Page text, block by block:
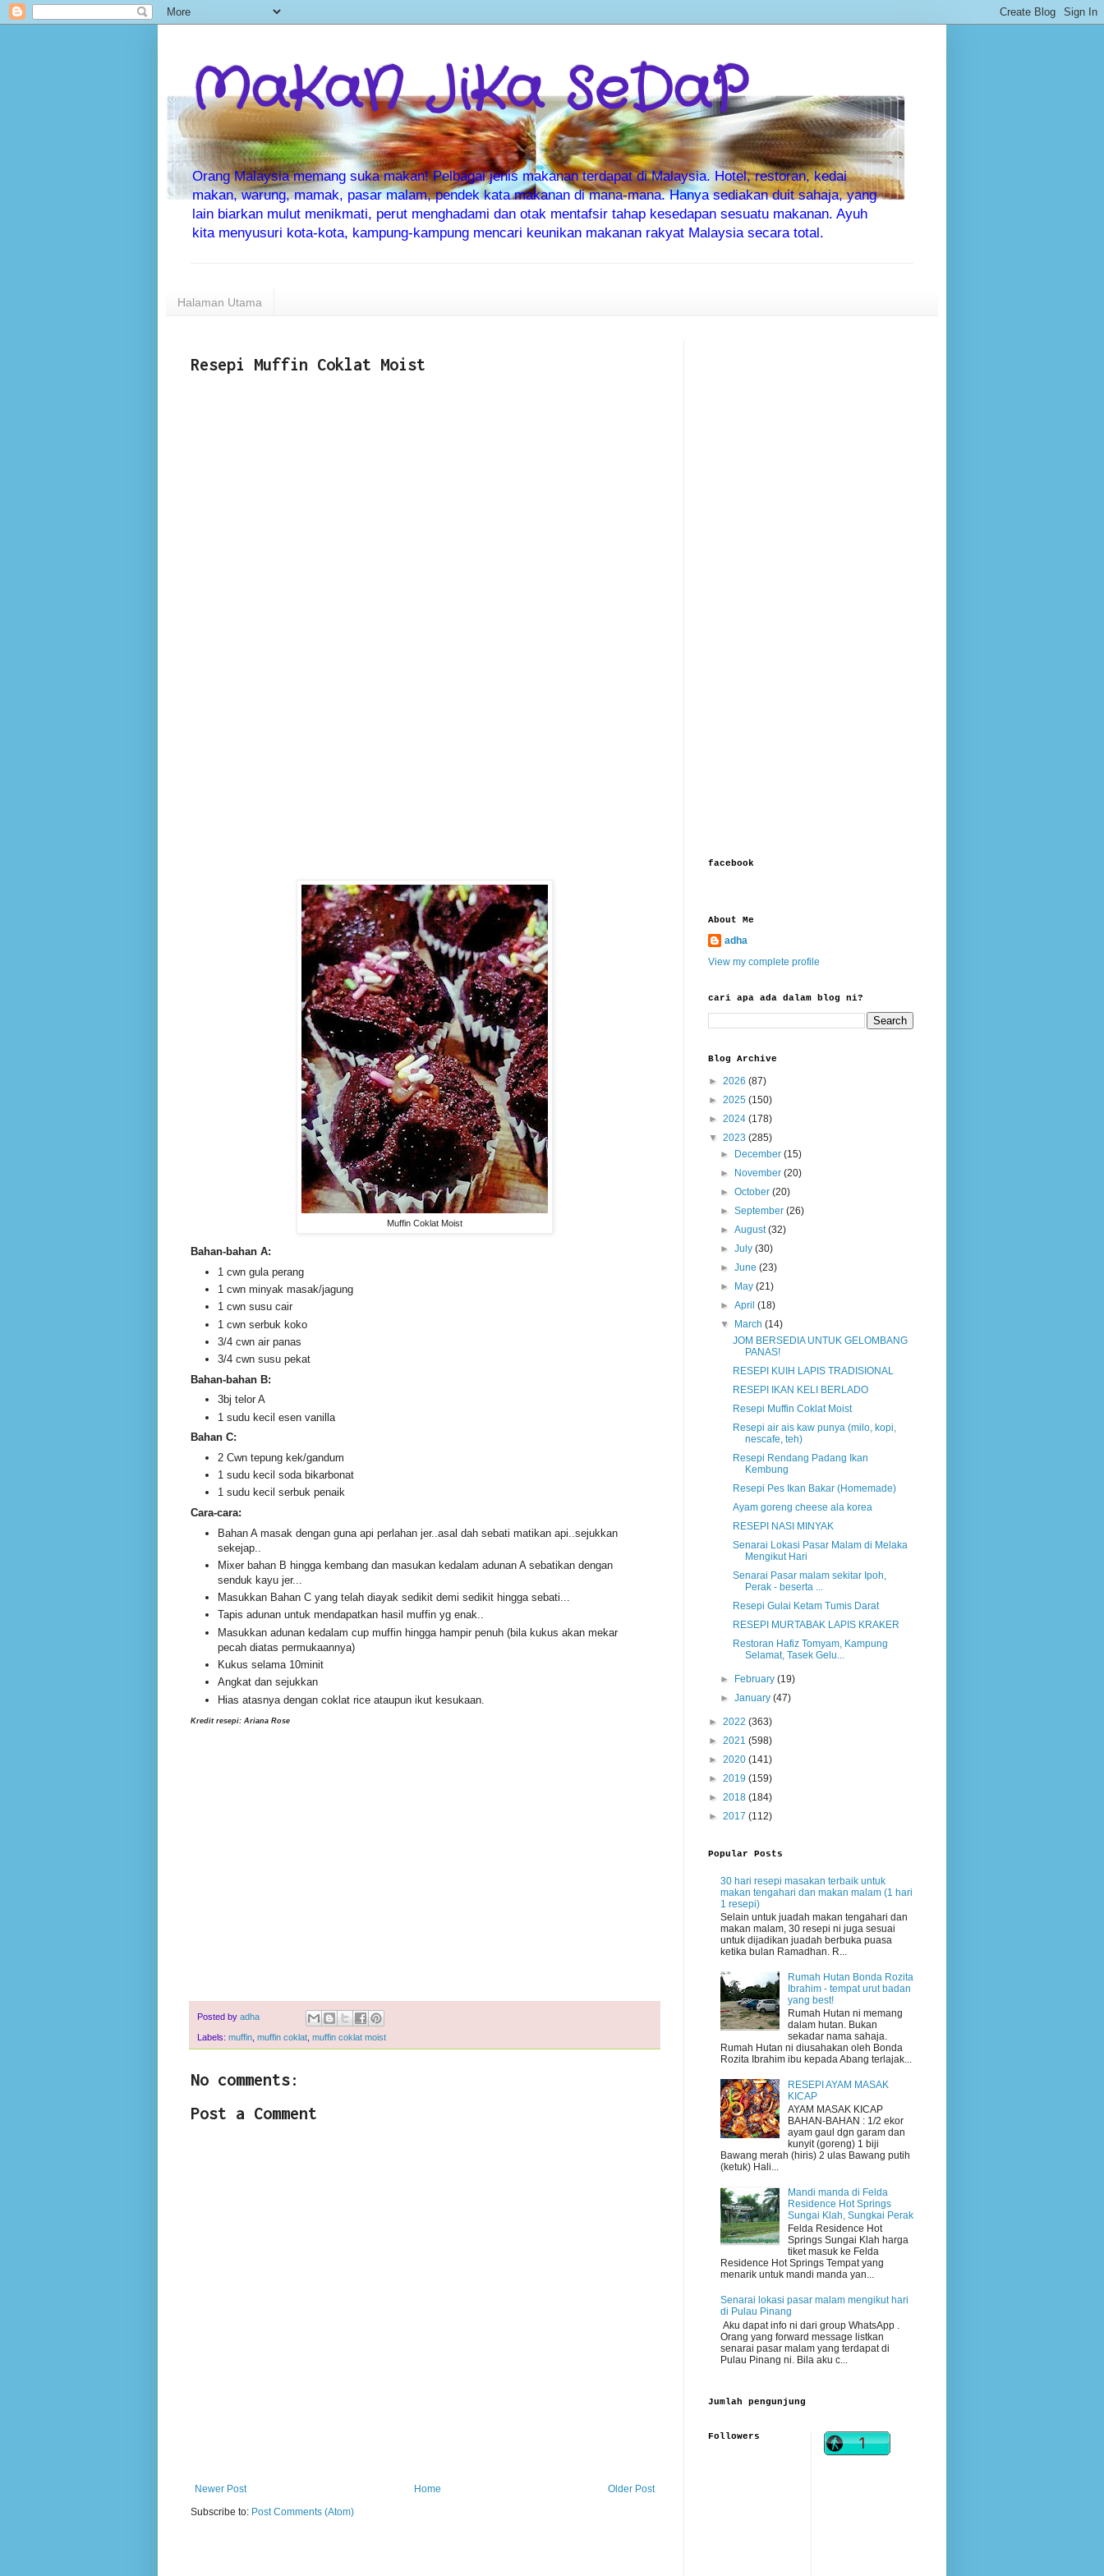
MaKaN JiKa SeDaP
Orang Malaysia memang suka makan! Pelbagai jenis makanan terdapat di Malaysia. Hotel, restoran, kedai
makan, warung, mamak, pasar malam, pendek kata makanan di mana-mana. Hanya sediakan duit sahaja, yang
lain biarkan mulut menikmati, perut menghadami dan otak mentafsir tahap kesedapan sesuatu makanan. Ayuh
kita menyusuri kota-kota, kampung-kampung mencari keunikan makanan rakyat Malaysia secara total.
Halaman Utama
Resepi Muffin Coklat Moist
Muffin Coklat Moist
Bahan-bahan A:
1 cwn gula perang
1 cwn minyak masak/jagung
1 cwn susu cair
1 cwn serbuk koko
3/4 cwn air panas
3/4 cwn susu pekat
Bahan-bahan B:
3bj telor A
1 sudu kecil esen vanilla
Bahan C:
2 Cwn tepung kek/gandum
1 sudu kecil soda bikarbonat
1 sudu kecil serbuk penaik
Cara-cara:
Bahan A masak dengan guna api perlahan jer..asal dah sebati matikan api..sejukkan
sekejap..
Mixer bahan B hingga kembang dan masukan kedalam adunan A sebatikan dengan
senduk kayu jer...
Masukkan Bahan C yang telah diayak sedikit demi sedikit hingga sebati...
Tapis adunan untuk mendapatkan hasil muffin yg enak..
Masukkan adunan kedalam cup muffin hingga hampir penuh (bila kukus akan mekar
pecah diatas permukaannya)
Kukus selama 10minit
Angkat dan sejukkan
Hias atasnya dengan coklat rice ataupun ikut kesukaan.
Kredit resepi: Ariana Rose
Posted by adha
Labels: muffin muffin coklat muffin coklat moist
No comments:
Post a Comment
Newer Post Older Post
Home
Subscribe to: Post Comments (Atom)
facebook
About Me
adha
View my complete profile
cari apa ada dalam blog ni?
Blog Archive
► 2026 (87)
► 2025 (150)
► 2024 (178)
▼ 2023 (285)
►
December(15)
►
November(20)
►October(20)
►September(26)
►August(32)
►July(30)
►June(23)
►
May(21)
►April(18)
▼
March(14)
JOM BERSEDIA UNTUK GELOMBANG
PANAS!
RESEPI KUIH LAPIS TRADISIONAL
RESEPI IKAN KELI BERLADO
Resepi Muffin Coklat Moist
Resepi air ais kaw punya (milo, kopi,
nescafe, teh)
Resepi Rendang Padang Ikan
Kembung
Resepi Pes Ikan Bakar (Homemade)
Ayam goreng cheese ala korea
RESEPI NASI MINYAK
Senarai Lokasi Pasar Malam di Melaka
Mengikut Hari
Senarai Pasar malam sekitar Ipoh,
Perak - beserta ...
Resepi Gulai Ketam Tumis Darat
RESEPI MURTABAK LAPIS KRAKER
Restoran Hafiz Tomyam, Kampung
Selamat, Tasek Gelu...
► February(19)
►January(47)
► 2022 (363)
► 2021 (598)
► 2020 (141)
► 2019 (159)
► 2018 (184)
► 2017 (112)
Popular Posts
30 hari resepi masakan terbaik untuk
makan tengahari dan makan malam (1 hari
1 resepi)
Selain untuk juadah makan tengahari dan
makan malam, 30 resepi ni juga sesuai
untuk dijadikan juadah berbuka puasa
ketika bulan Ramadhan. R...
Rumah Hutan Bonda Rozita
Ibrahim - tempat urut badan
yang best!
Rumah Hutan ni memang
dalam hutan. Bukan
sekadar nama sahaja.
Rumah Hutan ni diusahakan oleh Bonda
Rozita Ibrahim ibu kepada Abang terlajak...
RESEPI AYAM MASAK
KICAP
AYAM MASAK KICAP
BAHAN-BAHAN : 1/2 ekor
ayam gaul dgn garam dan
kunyit (goreng) 1 biji
Bawang merah (hiris) 2 ulas Bawang putih
(ketuk) Hali...
Mandi manda di Felda
Residence Hot Springs
Sungai Klah, Sungkai Perak
Felda Residence Hot
Springs Sungai Klah harga
tiket masuk ke Felda
Residence Hot Springs Tempat yang
menarik untuk mandi manda yan...
Senarai lokasi pasar malam mengikut hari
di Pulau Pinang
Aku dapat info ni dari group WhatsApp .
Orang yang forward message listkan
senarai pasar malam yang terdapat di
Pulau Pinang ni. Bila aku c...
Jumlah pengunjung
Followers